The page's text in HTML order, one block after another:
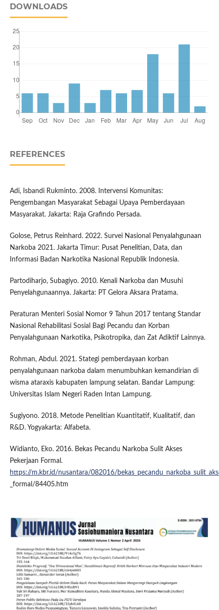
DOWNLOADS
REFERENCES
Adi, Isbandi Rukminto. 2008. Intervensi Komunitas:
Pengembangan Masyarakat Sebagai Upaya Pemberdayaan
Masyarakat. Jakarta: Raja Grafindo Persada.
Golose, Petrus Reinhard. 2022. Survei Nasional Penyalahgunaan
Narkoba 2021. Jakarta Timur: Pusat Penelitian, Data, dan
Informasi Badan Narkotika Nasional Republik Indonesia.
Partodiharjo, Subagiyo. 2010. Kenali Narkoba dan Musuhi
Penyelahgunaannya. Jakarta: PT Gelora Aksara Pratama.
Peraturan Menteri Sosial Nomor 9 Tahun 2017 tentang Standar
Nasional Rehabilitasi Sosial Bagi Pecandu dan Korban
Penyalahgunaan Narkotika, Psikotropika, dan Zat Adiktif Lainnya.
Rohman, Abdul. 2021. Stategi pemberdayaan korban
penyalahgunaan narkoba dalam menumbuhkan kemandirian di
wisma ataraxis kabupaten lampung selatan. Bandar Lampung:
Universitas Islam Negeri Raden Intan Lampung.
Sugiyono. 2018. Metode Penelitian Kuantitatif, Kualitatif, dan
R&D. Yogyakarta: Alfabeta.
Widianto, Eko. 2016. Bekas Pecandu Narkoba Sulit Akses
Pekerjaan Formal.
https://m.kbr.id/nusantara/082016/
_formal/84405.htm